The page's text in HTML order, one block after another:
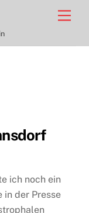
ich noch ein
in der Presse